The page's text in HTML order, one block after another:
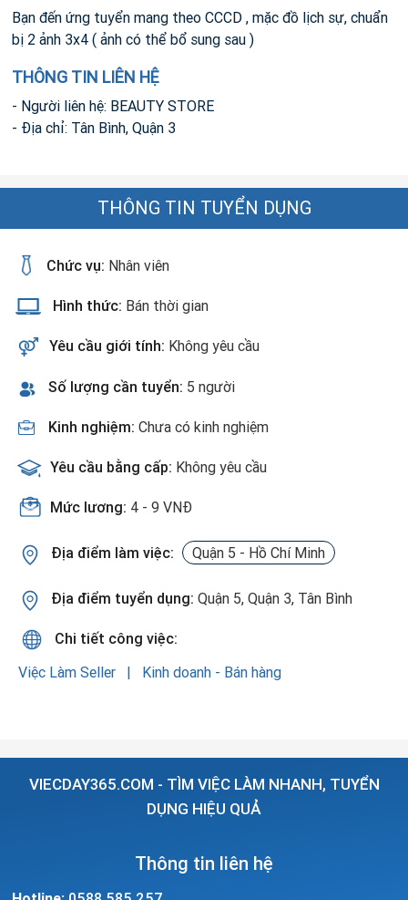
Bạn đến ứng tuyển mang theo CCCD , mặc đồ lịch sự, chuẩn
bị 2 ảnh 3x4 ( ảnh có thể bổ sung sau )
THÔNG TIN LIÊN HỆ
- Người liên hệ: BEAUTY STORE
- Địa chỉ: Tân Bình, Quận 3
THÔNG TIN TUYỂN DỤNG
Chức vụ: Nhân viên
Hình thức: Bán thời gian
Yêu cầu giới tính: Không yêu cầu
Số lượng cần tuyển: 5 người
Kinh nghiệm: Chưa có kinh nghiệm
Yêu cầu bằng cấp: Không yêu cầu
Mức lương: 4 - 9 VNĐ
Địa điểm làm việc: Quận 5 - Hồ Chí Minh
Địa điểm tuyển dụng: Quận 5, Quận 3, Tân Bình
Chi tiết công việc:
Việc Làm Seller
Kinh doanh - Bán hàng
VIECDAY365.COM - TÌM VIỆC LÀM NHANH, TUYỂN
DỤNG HIỆU QUẢ
Thông tin liên hệ